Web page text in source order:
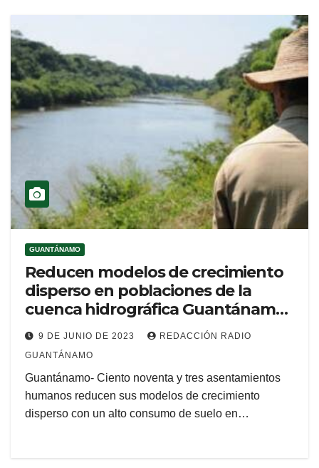
GUANTÁNAMO
Reducen modelos de crecimiento
disperso en poblaciones de la
cuenca hidrográfica Guantánamo-
Guaso (+Podcasting)
9 DE JUNIO DE 2023
REDACCIÓN RADIO
GUANTÁNAMO
Guantánamo- Ciento noventa y tres asentamientos
humanos reducen sus modelos de crecimiento
disperso con un alto consumo de suelo en…